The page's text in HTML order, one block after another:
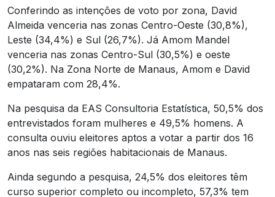
Conferindo as intenções de voto por zona, David
Almeida venceria nas zonas Centro-Oeste (30,8%),
Leste (34,4%) e Sul (26,7%). Já Amom Mandel
venceria nas zonas Centro-Sul (30,5%) e oeste
(30,2%). Na Zona Norte de Manaus, Amom e David
empataram com 28,4%.
Na pesquisa da EAS Consultoria Estatística, 50,5% dos
entrevistados foram mulheres e 49,5% homens. A
consulta ouviu eleitores aptos a votar a partir dos 16
anos nas seis regiões habitacionais de Manaus.
Ainda segundo a pesquisa, 24,5% dos eleitores têm
curso superior completo ou incompleto, 57,3% tem